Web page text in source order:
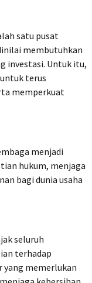
satu pusat
membutuhkan
investasi. Untuk itu,
terus
memperkuat
menjadi
hukum, menjaga
bagi dunia usaha
seluruh
terhadap
yang memerlukan